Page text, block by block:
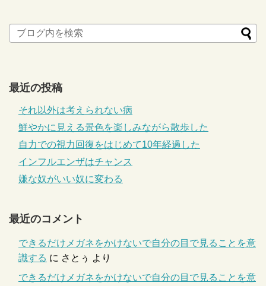
最近の投稿
それ以外は考えられない病
鮮やかに見える景色を楽しみながら散歩した
自力での視力回復をはじめて10年経過した
インフルエンザはチャンス
嫌な奴がいい奴に変わる
最近のコメント
できるだけメガネをかけないで自分の目で見ることを意
識する に さとぅ より
できるだけメガネをかけないで自分の目で見ることを意